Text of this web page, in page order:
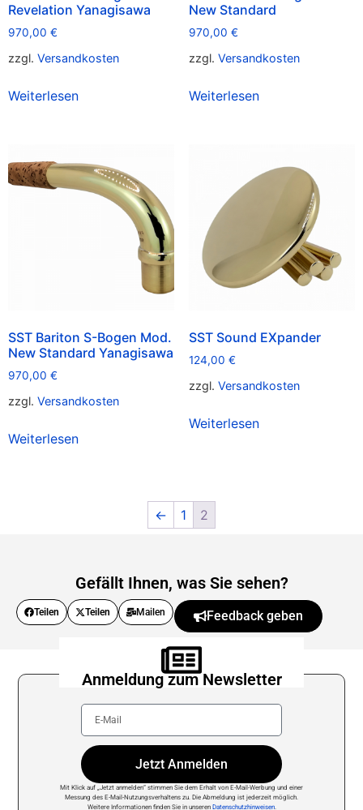
Revelation Yanagisawa
970,00 €
zzgl. Versandkosten
Weiterlesen
New Standard
970,00 €
zzgl. Versandkosten
Weiterlesen
SST Bariton S-Bogen Mod.
New Standard Yanagisawa
970,00 €
zzgl. Versandkosten
Weiterlesen
SST Sound EXpander
124,00 €
zzgl. Versandkosten
Weiterlesen
← 1 2
Gefällt Ihnen, was Sie sehen?
Teilen Teilen Mailen Feedback geben
Anmeldung zum Newsletter
Jetzt Anmelden
Mit Klick auf „Jetzt anmelden“ stimmen Sie dem Erhalt von E-Mail-Werbung und einer
Messung des E-Mail-Nutzungsverhaltens zu. Die Abmeldung ist jederzeit möglich.
Weitere Informationen finden Sie in unseren Datenschutzhinweisen.